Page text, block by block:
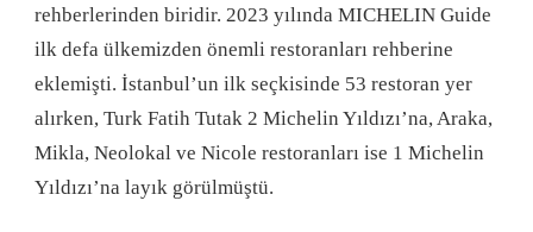
rehberlerinden biridir. 2023 yılında MICHELIN Guide
ilk defa ülkemizden önemli restoranları rehberine
eklemişti. İstanbul’un ilk seçkisinde 53 restoran yer
alırken, Turk Fatih Tutak 2 Michelin Yıldızı’na, Araka,
Mikla, Neolokal ve Nicole restoranları ise 1 Michelin
Yıldızı’na layık görülmüştü.